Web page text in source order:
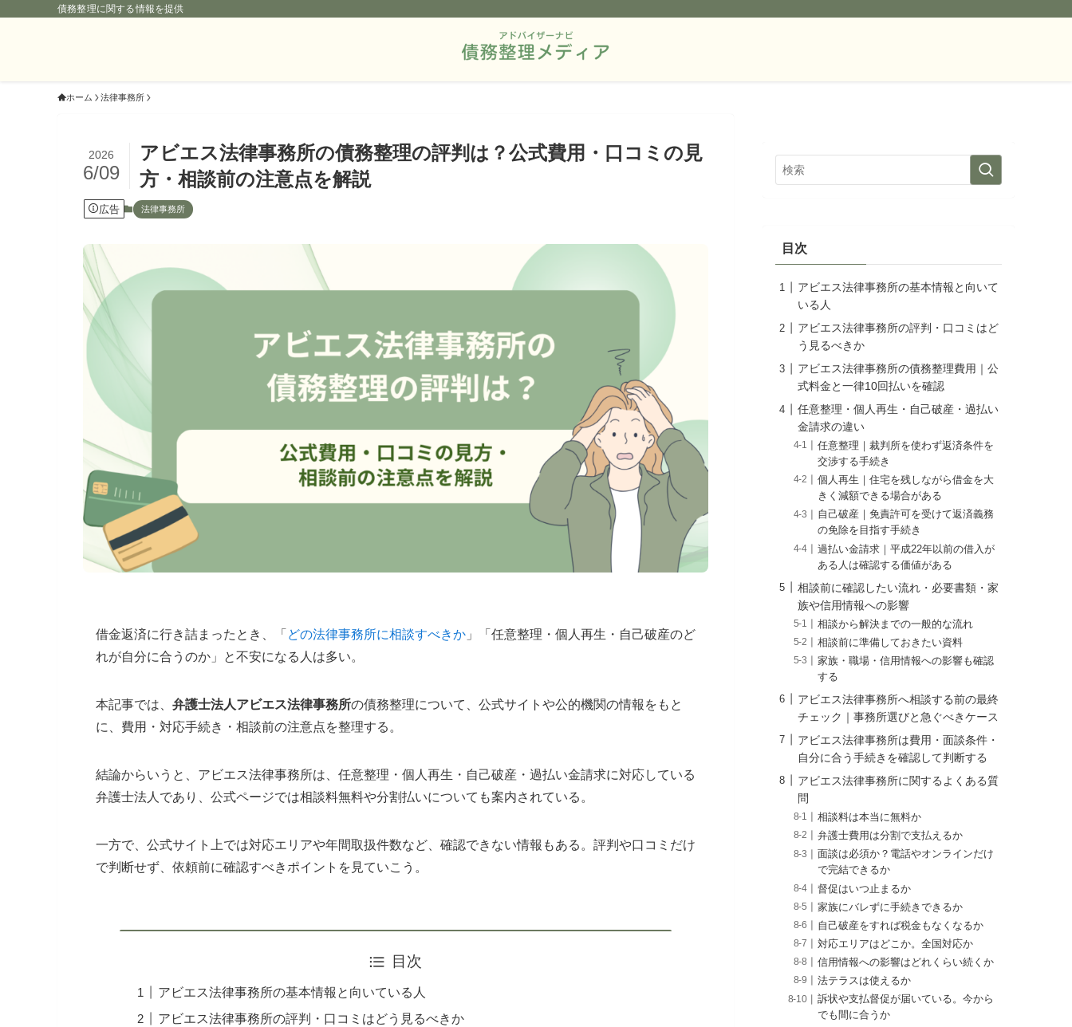
債務整理に関する情報を提供
ホーム 法律事務所
アビエス法律事務所の債務整理の評判は？公式費用・口コミの見
方・相談前の注意点を解説
2026
6/09
広告 法律事務所
借金返済に行き詰まったとき、「 どの法律事務所に相談すべきか 」「任意整理・個人再生・自己破産のど
れが自分に合うのか」と不安になる人は多い。
本記事では、 弁護士法人アビエス法律事務所の債務整理について、公式サイトや公的機関の情報をもと
に、費用・対応手続き・相談前の注意点を整理する。
結論からいうと、アビエス法律事務所は、任意整理・個人再生・自己破産・過払い金請求に対応している
弁護士法人であり、公式ページでは相談料無料や分割払いについても案内されている。
一方で、公式サイト上では対応エリアや年間取扱件数など、確認できない情報もある。評判や口コミだけ
で判断せず、依頼前に確認すべきポイントを見ていこう。
目次
アビエス法律事務所の基本情報と向いている人
アビエス法律事務所の評判・口コミはどう見るべきか
目次
アビエス法律事務所の基本情報と向いて
いる人
アビエス法律事務所の評判・口コミはど
う見るべきか
アビエス法律事務所の債務整理費用｜公
式料金と一律10回払いを確認
任意整理・個人再生・自己破産・過払い
金請求の違い
任意整理｜裁判所を使わず返済条件を
交渉する手続き
個人再生｜住宅を残しながら借金を大
きく減額できる場合がある
自己破産｜免責許可を受けて返済義務
の免除を目指す手続き
過払い金請求｜平成22年以前の借入が
ある人は確認する価値がある
相談前に確認したい流れ・必要書類・家
族や信用情報への影響
相談から解決までの一般的な流れ
相談前に準備しておきたい資料
家族・職場・信用情報への影響も確認
する
アビエス法律事務所へ相談する前の最終
チェック｜事務所選びと急ぐべきケース
アビエス法律事務所は費用・面談条件・
自分に合う手続きを確認して判断する
アビエス法律事務所に関するよくある質
問
相談料は本当に無料か
弁護士費用は分割で支払えるか
面談は必須か？電話やオンラインだけ
で完結できるか
督促はいつ止まるか
家族にバレずに手続きできるか
自己破産をすれば税金もなくなるか
対応エリアはどこか。全国対応か
信用情報への影響はどれくらい続くか
法テラスは使えるか
訴状や支払督促が届いている。今から
でも間に合うか